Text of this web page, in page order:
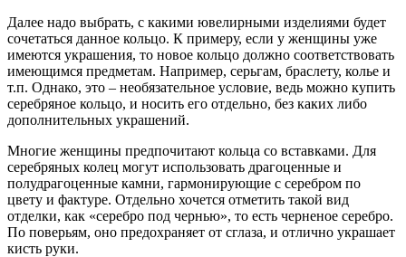
Далее надо выбрать, с какими ювелирными изделиями будет
сочетаться данное кольцо. К примеру, если у женщины уже
имеются украшения, то новое кольцо должно соответствовать
имеющимся предметам. Например, серьгам, браслету, колье и
т.п. Однако, это – необязательное условие, ведь можно купить
серебряное кольцо, и носить его отдельно, без каких либо
дополнительных украшений.
Многие женщины предпочитают кольца со вставками. Для
серебряных колец могут использовать драгоценные и
полудрагоценные камни, гармонирующие с серебром по
цвету и фактуре. Отдельно хочется отметить такой вид
отделки, как «серебро под чернью», то есть черненое серебро.
По поверьям, оно предохраняет от сглаза, и отлично украшает
кисть руки.